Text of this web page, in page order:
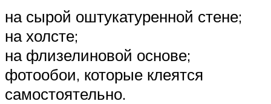
на сырой оштукатуренной стене;
на холсте;
на флизелиновой основе;
фотообои, которые клеятся
самостоятельно.